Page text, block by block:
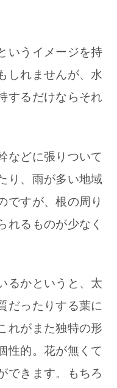
いうイメージを持
しれませんが、水
するだけならそれ
などに張りついて
り、雨が多い地域
ですが、根の周り
れるものが少なく
るかというと、太
だったりする葉に
れがまた独特の形
性的。花が無くて
できます。もちろ